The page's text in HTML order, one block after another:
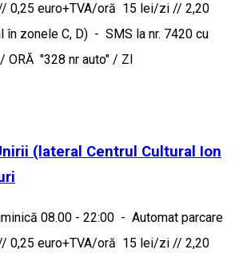
0,25 euro+TVA/oră 15 lei/zi // 2,20
zonele C, D) - SMS la nr. 7420 cu
ORĂ "328 nr auto" / ZI
(lateral Centrul Cultural Ion
08.00 - 22:00 - Automat parcare
0,25 euro+TVA/oră 15 lei/zi // 2,20